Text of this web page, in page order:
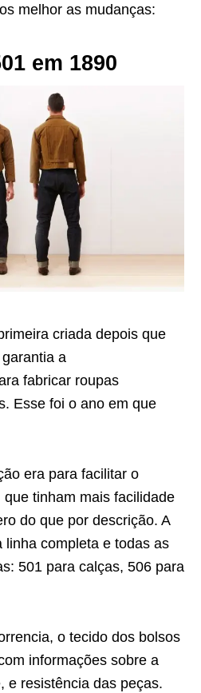
melhor as mudanças:
em 1890
criada depois que
a
fabricar roupas
Esse foi o ano em que
era para facilitar o
tinham mais facilidade
do que por descrição. A
linha completa e todas as
501 para calças, 506 para
o tecido dos bolsos
informações sobre a
e resistência das peças.